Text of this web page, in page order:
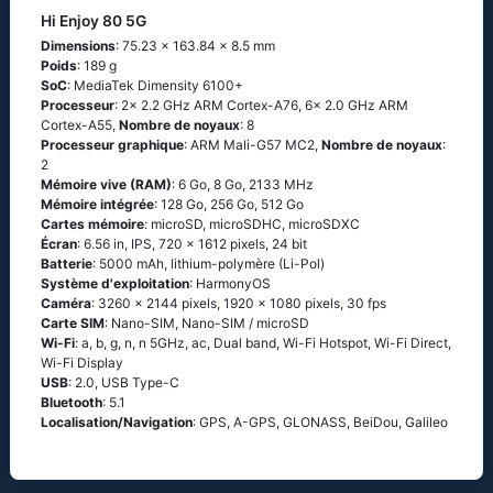
Hi Enjoy 80 5G
Dimensions: 75.23 x 163.84 x 8.5 mm
Poids: 189 g
SoC: MediaTek Dimensity 6100+
Processeur: 2x 2.2 GHz ARM Cortex-A76, 6x 2.0 GHz ARM
Cortex-A55, Nombre de noyaux: 8
Processeur graphique: ARM Mali-G57 MC2, Nombre de noyaux:
2
Mémoire vive (RAM): 6 Go, 8 Go, 2133 MHz
Mémoire intégrée: 128 Go, 256 Go, 512 Go
Cartes mémoire: microSD, microSDHC, microSDXC
Écran: 6.56 in, IPS, 720 x 1612 pixels, 24 bit
Batterie: 5000 mAh, lithium-polymère (Li-Pol)
Système d'exploitation: HarmonyOS
Caméra: 3260 x 2144 pixels, 1920 x 1080 pixels, 30 fps
Carte SIM: Nano-SIM, Nano-SIM / microSD
Wi-Fi: a, b, g, n, n 5GHz, ac, Dual band, Wi-Fi Hotspot, Wi-Fi Direct,
Wi-Fi Display
USB: 2.0, USB Type-C
Bluetooth: 5.1
Localisation/Navigation: GPS, A-GPS, GLONASS, BeiDou, Galileo